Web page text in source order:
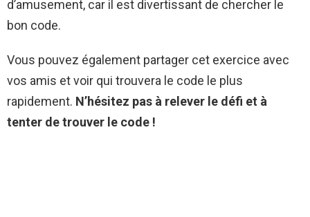
d’amusement, car il est divertissant de chercher le
bon code.
Vous pouvez également partager cet exercice avec
vos amis et voir qui trouvera le code le plus
rapidement. N’hésitez pas à relever le défi et à
tenter de trouver le code !